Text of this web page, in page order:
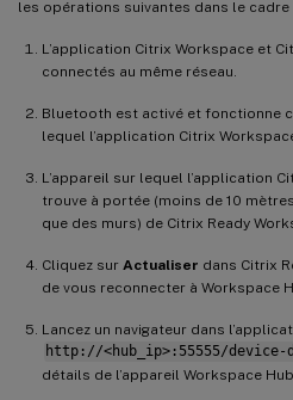
les opérations suivantes dans le cadre
L’application Citrix Workspace et
connectés au même réseau.
Bluetooth est activé et fonctionne
lequel l’application Citrix
L’appareil sur lequel l’application
trouve à portée (moins de 10
que des murs) de Citrix Ready
Cliquez sur Actualiser dans Citrix
de vous reconnecter à Workspace
Lancez un navigateur dans
http://<hub_ip>:55555/
détails de l’appareil Workspace